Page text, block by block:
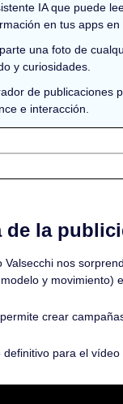
IA que puede
en tus apps en
una foto de
y curiosidades.
de publicaciones
e interacción.
de la
nos
y movimiento)
crear
para el vídeo